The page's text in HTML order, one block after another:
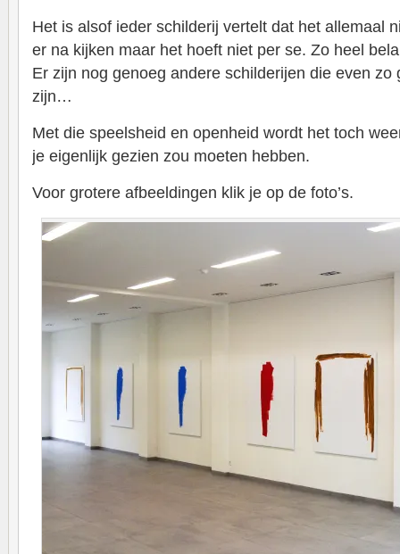
Het is alsof ieder schilderij vertelt dat het allemaal
er na kijken maar het hoeft niet per se. Zo heel
Er zijn nog genoeg andere schilderijen die even zo
zijn…
Met die speelsheid en openheid wordt het toch
je eigenlijk gezien zou moeten hebben.
Voor grotere afbeeldingen klik je op de foto’s.